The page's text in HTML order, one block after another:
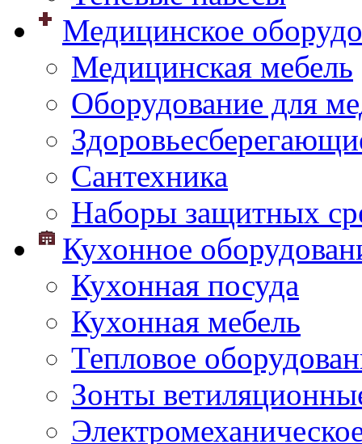
Медицинское
Медицинская мебель
Оборудование для
Сантехника
Наборы защитных
Кухонное
Кухонная посуда
Кухонная мебель
Тепловое
Зонты